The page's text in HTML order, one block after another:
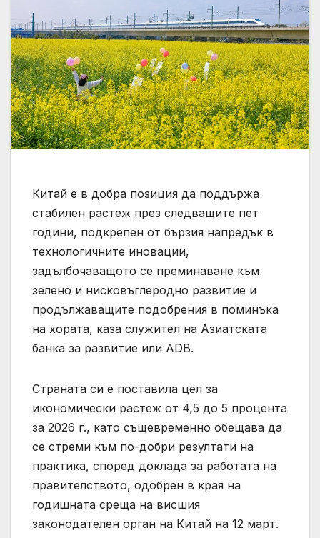
Китай е в добра позиция да поддържа
стабилен растеж през следващите пет
години, подкрепен от бързия напредък в
технологичните иновации,
задълбочаващото се преминаване към
зелено и нисковъглеродно развитие и
продължаващите подобрения в поминъка
на хората, каза служител на Азиатската
банка за развитие или ADB.
Страната си е поставила цел за
икономически растеж от 4,5 до 5 процента
за 2026 г., като същевременно обещава да
се стреми към по-добри резултати на
практика, според доклада за работата на
правителството, одобрен в края на
годишната среща на висшия
законодателен орган на Китай на 12 март.